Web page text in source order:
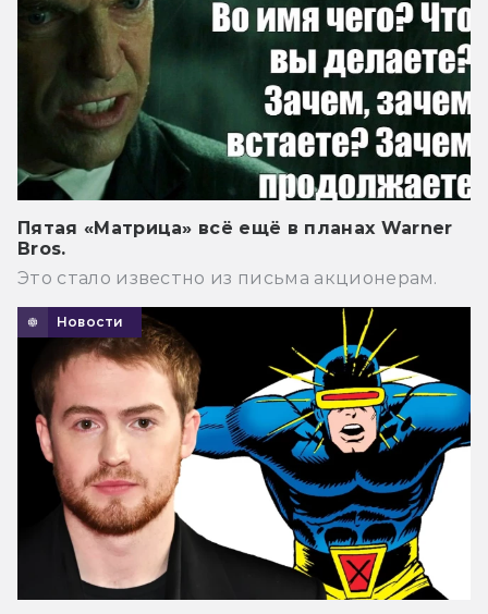
Пятая «Матрица» всё ещё в планах Warner
Bros.
Это стало известно из письма акционерам.
Новости